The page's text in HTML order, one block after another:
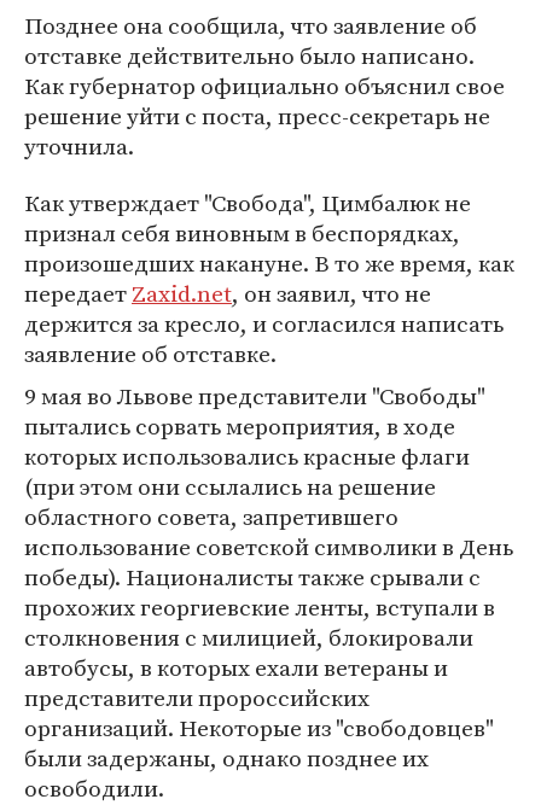
Позднее она сообщила, что заявление об
отставке действительно было написано.
Как губернатор официально объяснил свое
решение уйти с поста, пресс-секретарь не
уточнила.
Как утверждает "Свобода", Цимбалюк не
признал себя виновным в беспорядках,
произошедших накануне. В то же время, как
передаетZaxid.net, он заявил, что не
держится за кресло, и согласился написать
заявление об отставке.
9 мая во Львове представители "Свободы"
пытались сорвать мероприятия, в ходе
которых использовались красные флаги
(при этом они ссылались на решение
областного совета, запретившего
использование советской символики в День
победы). Националисты также срывали с
прохожих георгиевские ленты, вступали в
столкновения с милицией, блокировали
автобусы, в которых ехали ветераны и
представители пророссийских
организаций. Некоторые из "свободовцев"
были задержаны, однако позднее их
освободили.